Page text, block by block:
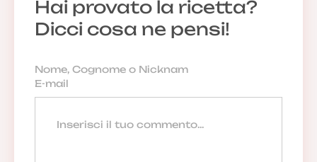
Hai provato la ricetta?
Dicci cosa ne pensi!